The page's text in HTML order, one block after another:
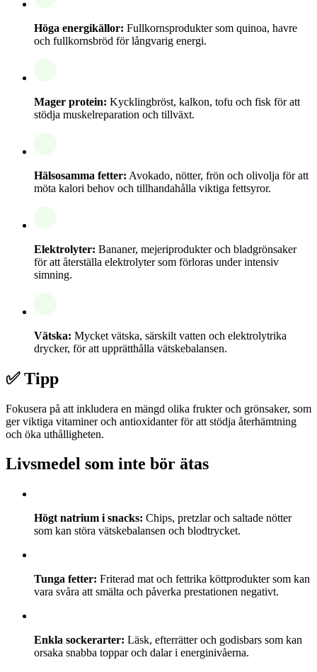
Höga energikällor: Fullkornsprodukter som quinoa, havre
och fullkornsbröd för långvarig energi.
Mager protein: Kycklingbröst, kalkon, tofu och fisk för att
stödja muskelreparation och tillväxt.
Hälsosamma fetter: Avokado, nötter, frön och olivolja för att
möta kalori behov och tillhandahålla viktiga fettsyror.
Elektrolyter: Bananer, mejeriprodukter och bladgrönsaker
för att återställa elektrolyter som förloras under intensiv
simning.
Vätska: Mycket vätska, särskilt vatten och elektrolytrika
drycker, för att upprätthålla vätskebalansen.
✅ Tipp
Fokusera på att inkludera en mängd olika frukter och grönsaker, som
ger viktiga vitaminer och antioxidanter för att stödja återhämtning
och öka uthålligheten.
Livsmedel som inte bör ätas
Högt natrium i snacks: Chips, pretzlar och saltade nötter
som kan störa vätskebalansen och blodtrycket.
Tunga fetter: Friterad mat och fettrika köttprodukter som kan
vara svåra att smälta och påverka prestationen negativt.
Enkla sockerarter: Läsk, efterrätter och godisbars som kan
orsaka snabba toppar och dalar i energinivåerna.